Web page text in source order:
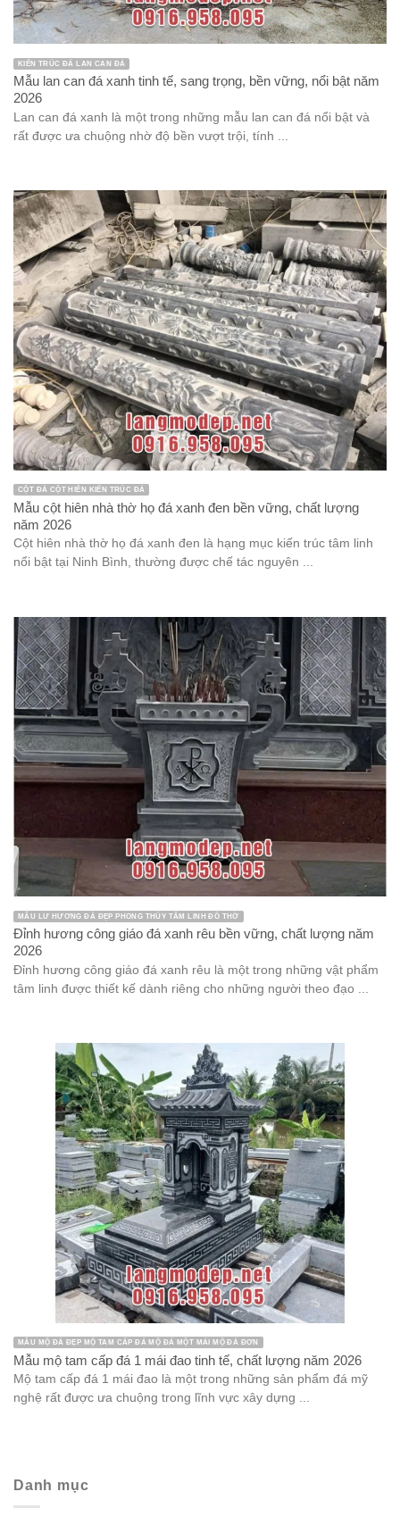
KIẾN TRÚC ĐÁ LAN CAN ĐÁ
Mẫu lan can đá xanh tinh tế, sang trọng, bền vững, nổi bật năm
2026
Lan can đá xanh là một trong những mẫu lan can đá nổi bật và
rất được ưa chuộng nhờ độ bền vượt trội, tính ...
CỘT ĐÁ CỘT HIÊN KIẾN TRÚC ĐÁ
Mẫu cột hiên nhà thờ họ đá xanh đen bền vững, chất lượng
năm 2026
Cột hiên nhà thờ họ đá xanh đen là hạng mục kiến trúc tâm linh
nổi bật tại Ninh Bình, thường được chế tác nguyên ...
MẪU LƯ HƯƠNG ĐÁ ĐẸP PHONG THỦY TÂM LINH ĐỒ THỜ
Đỉnh hương công giáo đá xanh rêu bền vững, chất lượng năm
2026
Đỉnh hương công giáo đá xanh rêu là một trong những vật phẩm
tâm linh được thiết kế dành riêng cho những người theo đạo ...
MẪU MỘ ĐÁ ĐẸP MỘ TAM CẤP ĐÁ MỘ ĐÁ MỘT MÁI MỘ ĐÁ ĐƠN
Mẫu mộ tam cấp đá 1 mái đao tinh tế, chất lượng năm 2026
Mộ tam cấp đá 1 mái đao là một trong những sản phẩm đá mỹ
nghệ rất được ưa chuộng trong lĩnh vực xây dựng ...
Danh mục